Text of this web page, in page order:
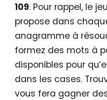
109. Pour rappel, le
propose dans
anagramme à
formez des mots à
disponibles pour
dans les cases.
vous fera gagner